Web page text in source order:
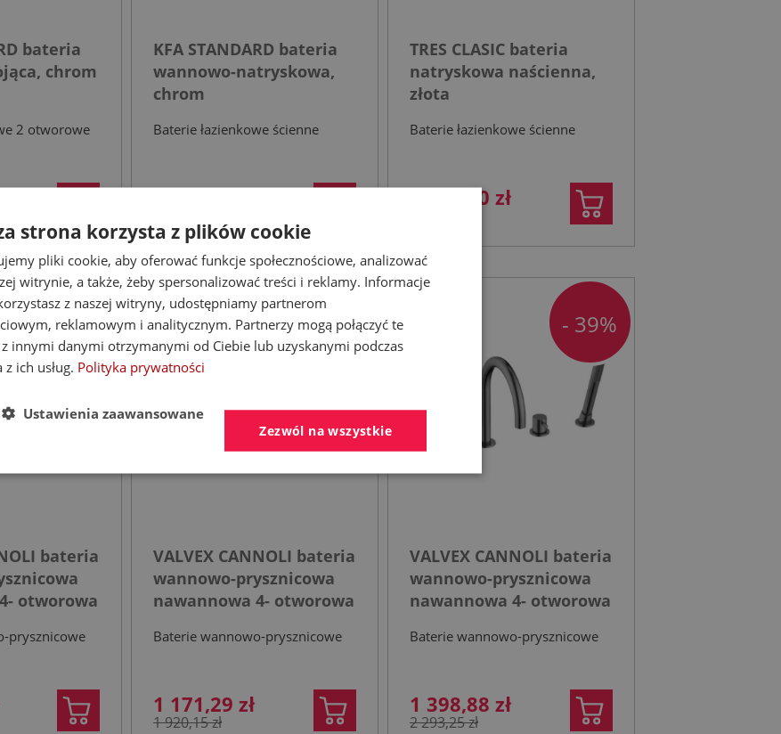
bateria
chrom
2 otworowe
KFA STANDARD bateria
wannowo-natryskowa,
chrom
Baterie łazienkowe ścienne
396,36 zł
TRES CLASIC bateria
natryskowa naścienna,
złota
Baterie łazienkowe ścienne
4 202,10 zł
bateria
otworowa
prysznicowe
- 39%
VALVEX CANNOLI bateria
wannowo-prysznicowa
nawannowa 4- otworowa
Baterie wannowo-prysznicowe
1 171,29 zł
1 920,15 zł
- 39%
VALVEX CANNOLI bateria
wannowo-prysznicowa
nawannowa 4- otworowa
Baterie wannowo-prysznicowe
1 398,88 zł
2 293,25 zł
- 39%
strona korzysta z plików cookie
pliki cookie, aby oferować funkcje społecznościowe, analizować
witrynie, a także, żeby spersonalizować treści i reklamy. Informacje
z naszej witryny, udostępniamy partnerom
reklamowym i analitycznym. Partnerzy mogą połączyć te
innymi danymi otrzymanymi od Ciebie lub uzyskanymi podczas
ich usług. Polityka prywatności
Zezwól na wszystkie
Ustawienia zaawansowane